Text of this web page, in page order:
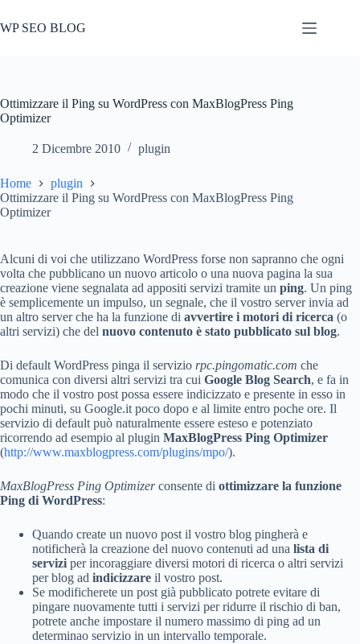
al
contenuto
WP SEO BLOG
Ottimizzare il Ping su WordPress con MaxBlogPress Ping
Optimizer
2 Dicembre 2010 plugin
Home
plugin
Ottimizzare il Ping su WordPress con MaxBlogPress Ping
Optimizer
Alcuni di voi che utilizzano WordPress forse non sapranno che ogni
volta che pubblicano un nuovo articolo o una nuova pagina la sua
creazione viene segnalata ad appositi servizi tramite un ping. Un ping
è semplicemente un impulso, un segnale, che il vostro server invia ad
un altro server che ha la funzione di avvertire i motori di ricerca (o
altri servizi) che del nuovo contenuto è stato pubblicato sul blog.
Di default WordPress pinga il servizio rpc.pingomatic.com che
comunica con diversi altri servizi tra cui Google Blog Search, e fa in
modo che il vostro post possa essere indicizzato e presente in esso in
pochi minuti, su Google.it poco dopo e al limite entro poche ore. Il
servizio di default può naturalmente essere esteso e potenziato
ricorrendo ad esempio al plugin MaxBlogPress Ping Optimizer
(http://www.maxblogpress.com/plugins/mpo/).
MaxBlogPress Ping Optimizerconsente di ottimizzare la funzione
Ping di WordPress:
Quando create un nuovo post il vostro blog pingherà e
notificherà la creazione del nuovo contenuti ad una lista di
servizi per incoraggiare diversi motori di ricerca o altri servizi
per blog ad indicizzare il vostro post.
Se modificherete un post già pubblicato potrete evitare di
pingare nuovamente tutti i servizi per ridurre il rischio di ban,
potrete anche impostare il numero massimo di ping ad un
determinao servizio in un intervallo temporale.